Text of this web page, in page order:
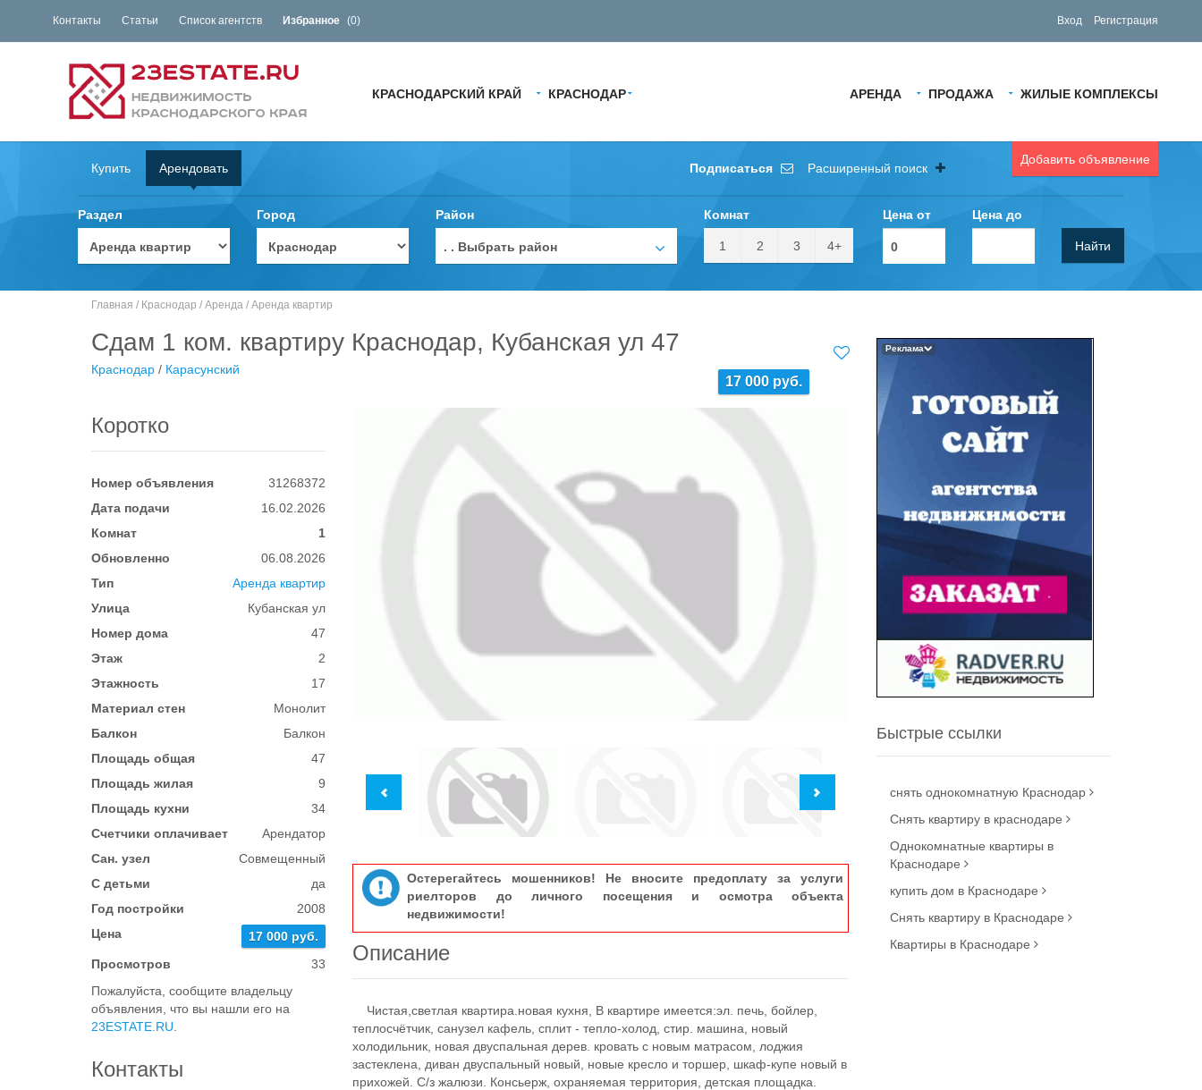
Контакты Статьи Список агентств Избранное (0) Вход Регистрация
АРЕНДА ПРОДАЖА ЖИЛЫЕ КОМПЛЕКСЫ
КРАСНОДАРСКИЙ КРАЙ КРАСНОДАР
Добавить объявление
Купить Арендовать Подписаться Расширенный поиск
Раздел Город Район
. . Выбрать район
Комнат
1 2 3 4+
Цена от Цена до
Найти
Главная / Краснодар / Аренда / Аренда квартир
Сдам 1 ком. квартиру Краснодар, Кубанская ул 47
17 000 руб.
Краснодар / Карасунский
Коротко
Номер объявления
31268372
Дата подачи
16.02.2026
Комнат
1
Обновленно
06.08.2026
Тип
Аренда квартир
Улица
Кубанская ул
Номер дома
47
Этаж
2
Этажность
17
Материал стен
Монолит
Балкон
Балкон
Площадь общая
47
Площадь жилая
9
Площадь кухни
34
Счетчики оплачивает
Арендатор
Сан. узел
Совмещенный
С детьми
да
Год постройки
2008
Цена
17 000 руб.
Просмотров
33
Пожалуйста, сообщите владельцу
объявления, что вы нашли его на
23ESTATE.RU
Контакты
Остерегайтесь мошенников! Не вносите предоплату за услуги
риелторов до личного посещения и осмотра объекта
недвижимости!
Описание
Чистая,светлая квартира.новая кухня, В квартире имеется:эл. печь, бойлер,
теплосчётчик, санузел кафель, сплит - тепло-холод, стир. машина, новый
холодильник, новая двуспальная дерев. кровать с новым матрасом, лоджия
застеклена, диван двуспальный новый, новые кресло и торшер, шкаф-купе новый в
прихожей. С/з жалюзи. Консьерж, охраняемая территория, детская площадка.
Реклама
Быстрые ссылки
снять однокомнатную Краснодар
Снять квартиру в краснодаре
Однокомнатные квартиры в
Краснодаре
купить дом в Краснодаре
Снять квартиру в Краснодаре
Квартиры в Краснодаре